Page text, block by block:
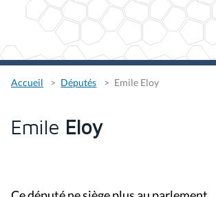
Accueil Députés Emile Eloy
Emile Eloy